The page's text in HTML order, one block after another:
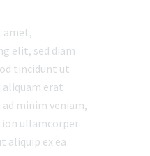
amet,
elit, sed diam
tincidunt ut
erat
minim veniam,
ullamcorper
aliquip ex ea